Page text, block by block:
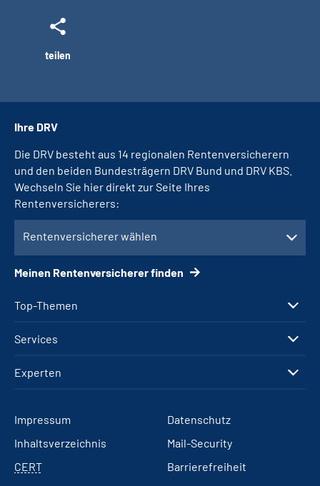
teilen
Top-Themen
Services
Experten
Ihre DRV
Die DRV besteht aus 14 regionalen Rentenversicherern
und den beiden Bundesträgern DRV Bund und DRV KBS.
Wechseln Sie hier direkt zur Seite Ihres
Rentenversicherers:
Rentenversicherer wählen
Meinen Rentenversicherer finden
Impressum
Datenschutz
Inhaltsverzeichnis
Mail-Security
CERT
Barrierefreiheit